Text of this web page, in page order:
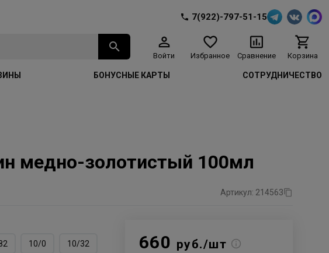
7(922)-797-51-15
Войти Избранное Сравнение Корзина
БОНУСНЫЕ КАРТЫ СОТРУДНИЧЕСТВО
медно-золотистый 100мл
Артикул: 214563
10/0 10/32 660 руб./шт